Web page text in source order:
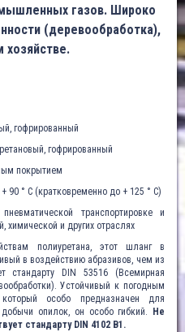
газов. Широко
(деревообработка),
хозяйстве.
гофрированный
гофрированный
покрытием
+ 90 ° C (кратковременно до + 125 ° C)
транспортировке и
химической и других отраслях
полиуретана, этот шланг в
в воздействию абразивов, чем из
стандарту DIN 53516 (Всемирная
Устойчивый к погодным
особо предназначен для
опилок, он особо гибкий.
Не
стандарту DIN 4102 B1.